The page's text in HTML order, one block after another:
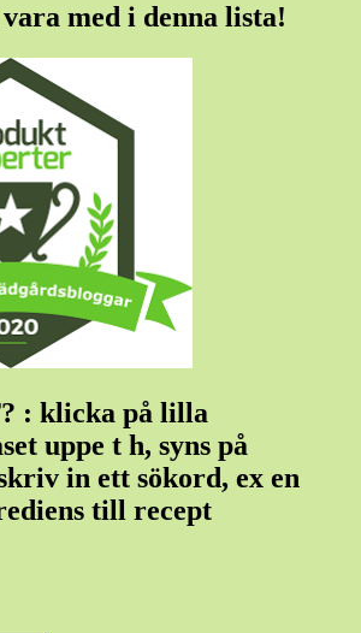
med i denna lista!
: klicka på lilla
uppe t h, syns på
in ett sökord, ex en
till recept